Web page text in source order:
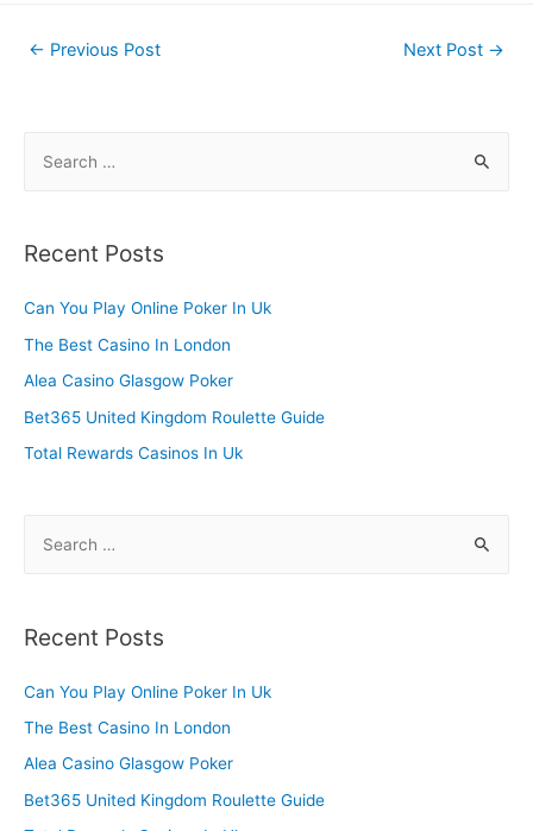
Post
← Previous Post Next Post →
r
h
f
o
Recent Posts
Can You Play Online Poker In Uk
The Best Casino In London
Alea Casino Glasgow Poker
Bet365 United Kingdom Roulette Guide
Total Rewards Casinos In Uk
r
h
f
o
Recent Posts
Can You Play Online Poker In Uk
The Best Casino In London
Alea Casino Glasgow Poker
Bet365 United Kingdom Roulette Guide